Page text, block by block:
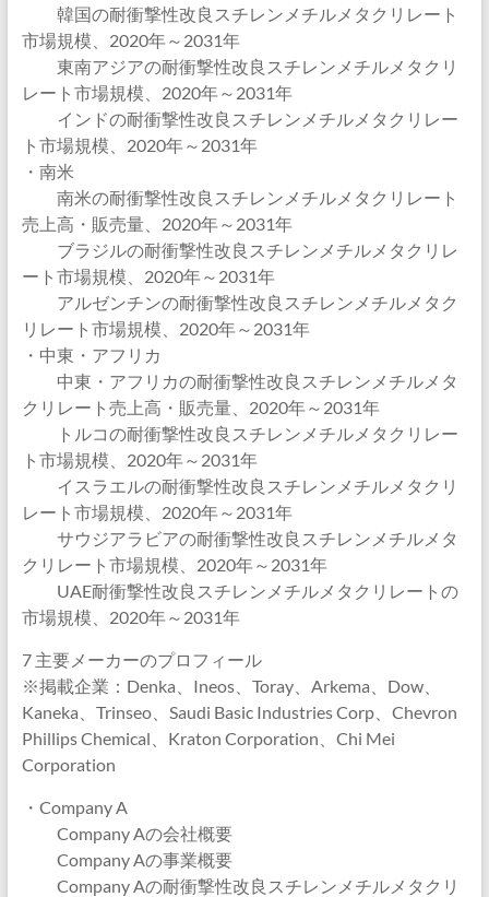
韓国の耐衝撃性改良スチレンメチルメタクリレート
市場規模、2020年～2031年
東南アジアの耐衝撃性改良スチレンメチルメタクリ
レート市場規模、2020年～2031年
インドの耐衝撃性改良スチレンメチルメタクリレー
ト市場規模、2020年～2031年
・南米
南米の耐衝撃性改良スチレンメチルメタクリレート
売上高・販売量、2020年～2031年
ブラジルの耐衝撃性改良スチレンメチルメタクリレ
ート市場規模、2020年～2031年
アルゼンチンの耐衝撃性改良スチレンメチルメタク
リレート市場規模、2020年～2031年
・中東・アフリカ
中東・アフリカの耐衝撃性改良スチレンメチルメタ
クリレート売上高・販売量、2020年～2031年
トルコの耐衝撃性改良スチレンメチルメタクリレー
ト市場規模、2020年～2031年
イスラエルの耐衝撃性改良スチレンメチルメタクリ
レート市場規模、2020年～2031年
サウジアラビアの耐衝撃性改良スチレンメチルメタ
クリレート市場規模、2020年～2031年
UAE耐衝撃性改良スチレンメチルメタクリレートの
市場規模、2020年～2031年
7 主要メーカーのプロフィール
※掲載企業：Denka、Ineos、Toray、Arkema、Dow、
Kaneka、Trinseo、Saudi Basic Industries Corp、Chevron
Phillips Chemical、Kraton Corporation、Chi Mei
Corporation
・Company A
Company Aの会社概要
Company Aの事業概要
Company Aの耐衝撃性改良スチレンメチルメタクリ